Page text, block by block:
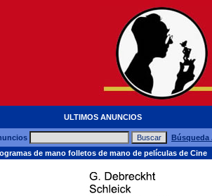
ULTIMOS ANUNCIOS
Búsqueda
de mano folletos de mano de películas de Cine